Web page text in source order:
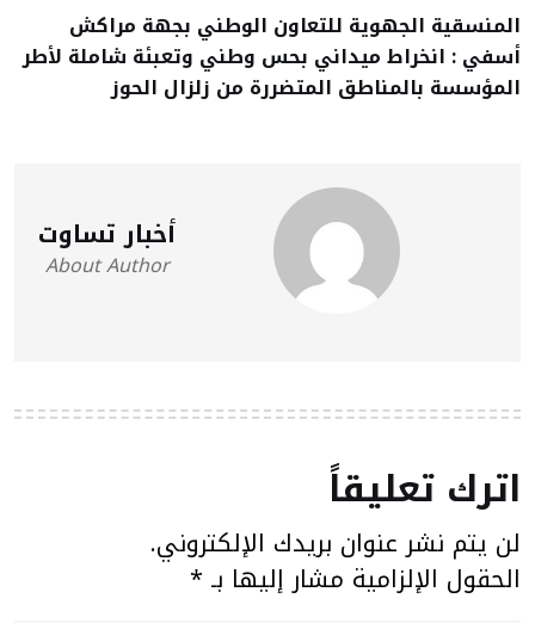
المنسقية الجهوية للتعاون الوطني بجهة مراكش
أسفي : انخراط ميداني بحس وطني وتعبئة شاملة لأطر
المؤسسة بالمناطق المتضررة من زلزال الحوز
أخبار تساوت
About Author
اترك تعليقاً
لن يتم نشر عنوان بريدك الإلكتروني.
الحقول الإلزامية مشار إليها بـ *